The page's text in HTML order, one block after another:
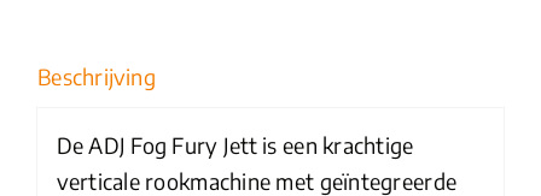
met
aantal
Beschrijving
De ADJ Fog Fury Jett is een krachtige
verticale rookmachine met geïntegreerde